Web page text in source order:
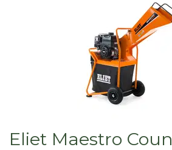
Eliet Maestro